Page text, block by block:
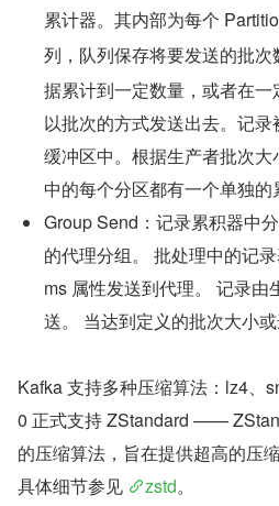
累计器。其内部为每个
列，队列保存将要发送的批次
据累计到一定数量，或者在
以批次的方式发送出去。记
缓冲区中。根据生产者批次
中的每个分区都有一个单独的
Group Send：记录累积器中
的代理分组。 批处理中的记
ms 属性发送到代理。 记录由
送。 当达到定义的批次大小
Kafka 支持多种压缩算法：lz4、
0 正式支持 ZStandard ——
的压缩算法，旨在提供超高的压
具体细节参见
zstd。